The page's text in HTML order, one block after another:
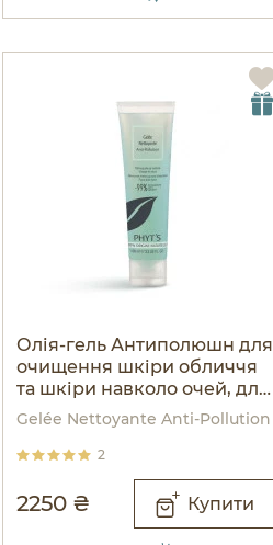
Олія-гель Антиполюшн для
очищення шкіри обличчя
та шкіри навколо очей, для
тьмяної шкіри з втраченим
Gelée Nettoyante Anti-Pollution
2
2250 ₴ Купити